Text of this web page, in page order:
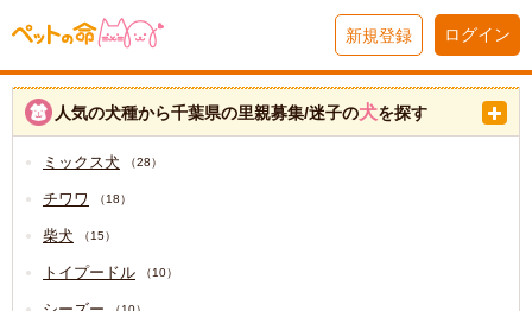
新規登録 ログイン
人気の犬種から千葉県の里親募集/迷子の犬を探す
ミックス犬 （28）
チワワ （18）
柴犬 （15）
トイプードル （10）